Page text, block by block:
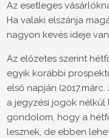
Az esetleges
Ha valaki elszánja
nagyon kevés ideje
Az előzetes szerint
egyik korábbi
első napján
a jegyzési jogok nélkül
gondolom, hogy a
lesznek, de ebben